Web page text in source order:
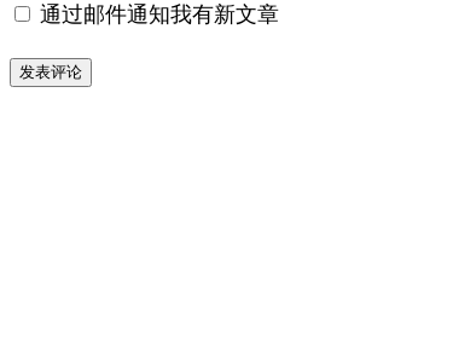
通过邮件通知我有新文章